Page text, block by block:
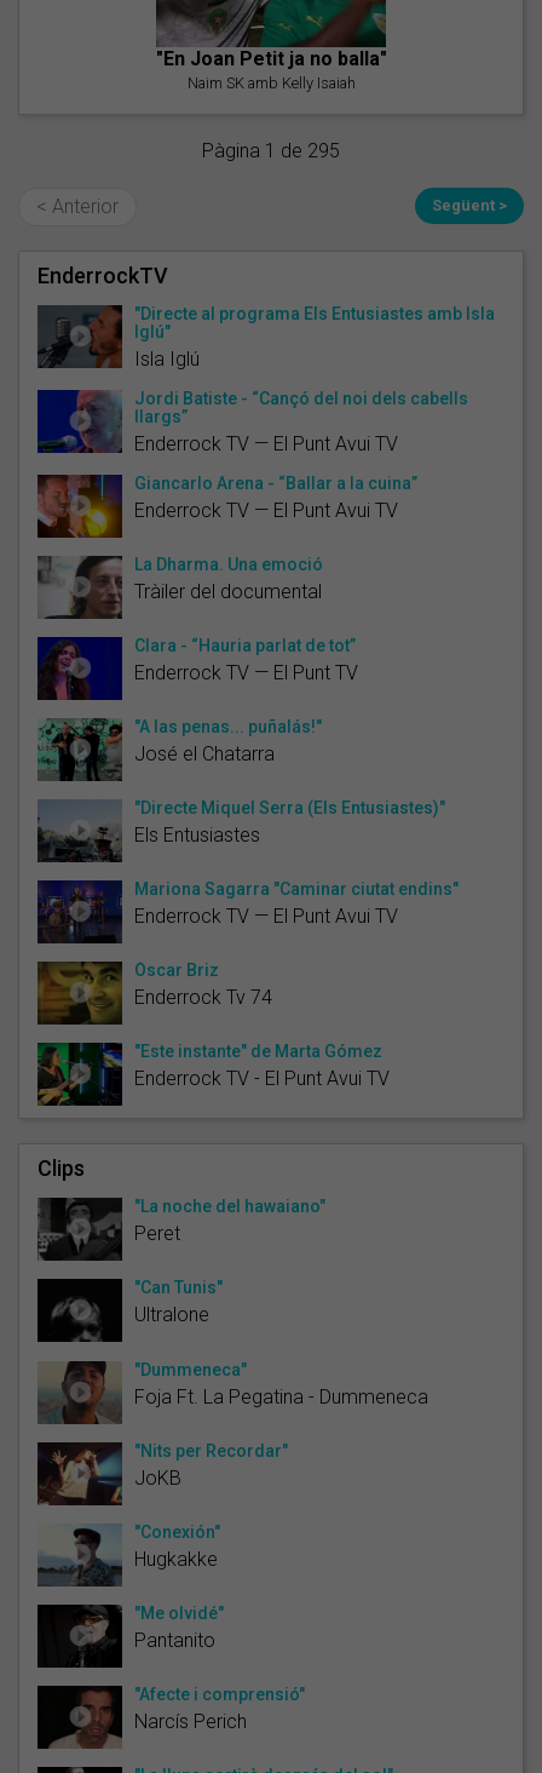
"En Joan Petit ja no balla"
Naim SK amb Kelly Isaiah
Pàgina 1 de 295
< Anterior Següent >
EnderrockTV
"Directe al programa Els Entusiastes amb Isla
Iglú"
Isla Iglú
Jordi Batiste - “Cançó del noi dels cabells
llargs”
Enderrock TV — El Punt Avui TV
Giancarlo Arena - “Ballar a la cuina”
Enderrock TV — El Punt Avui TV
La Dharma. Una emoció
Tràiler del documental
Clara - “Hauria parlat de tot”
Enderrock TV — El Punt TV
"A las penas... puñalás!"
José el Chatarra
"Directe Miquel Serra (Els Entusiastes)"
Els Entusiastes
Mariona Sagarra "Caminar ciutat endins"
Enderrock TV — El Punt Avui TV
Òscar Briz
Enderrock Tv 74
"Este instante" de Marta Gómez
Enderrock TV - El Punt Avui TV
Clips
"La noche del hawaiano"
Peret
"Can Tunis"
Ultralone
"Dummeneca"
Foja Ft. La Pegatina - Dummeneca
"Nits per Recordar"
JoKB
"Conexión"
Hugkakke
"Me olvidé"
Pantanito
"Afecte i comprensió"
Narcís Perich